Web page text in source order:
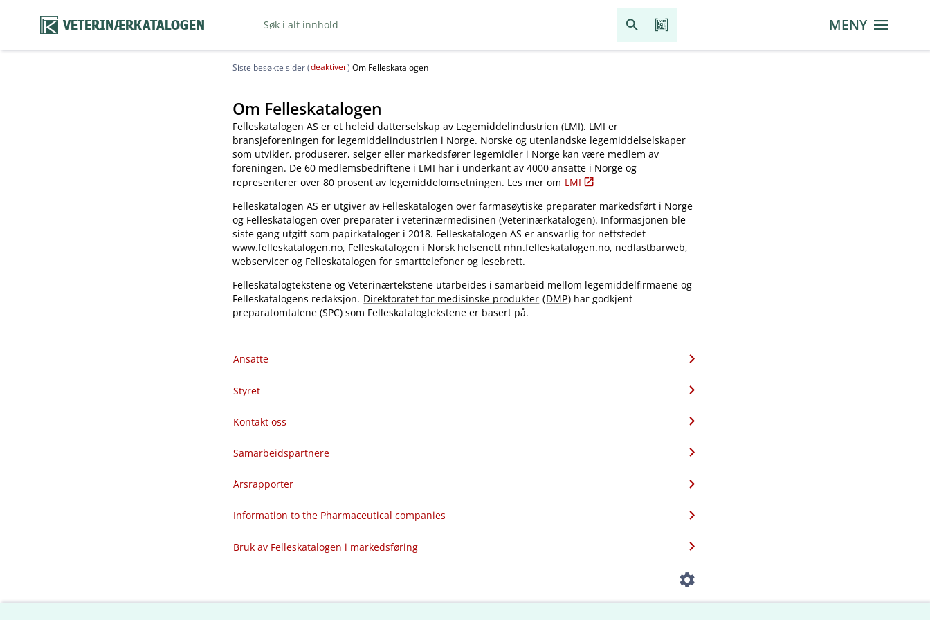
VETERINÆRKATALOGEN MENY
Siste besøkte sider (deaktiver) Om Felleskatalogen
Om Felleskatalogen
Felleskatalogen AS er et heleid datterselskap av Legemiddelindustrien (LMI). LMI er
bransjeforeningen for legemiddelindustrien i Norge. Norske og utenlandske legemiddelselskaper
som utvikler, produserer, selger eller markedsfører legemidler i Norge kan være medlem av
foreningen. De 60 medlemsbedriftene i LMI har i underkant av 4000 ansatte i Norge og
representerer over 80 prosent av legemiddelomsetningen. Les mer om LMI
Felleskatalogen AS er utgiver av Felleskatalogen over farmasøytiske preparater markedsført i Norge
og Felleskatalogen over preparater i veterinærmedisinen (Veterinærkatalogen). Informasjonen ble
siste gang utgitt som papirkataloger i 2018. Felleskatalogen AS er ansvarlig for nettstedet
www.felleskatalogen.no, Felleskatalogen i Norsk helsenett nhn.felleskatalogen.no, nedlastbarweb,
webservicer og Felleskatalogen for smarttelefoner og lesebrett.
Felleskatalogtekstene og Veterinærtekstene utarbeides i samarbeid mellom legemiddelfirmaene og
Felleskatalogens redaksjon. Direktoratet for medisinske produkter (DMP) har godkjent
preparatomtalene (SPC) som Felleskatalogtekstene er basert på.
Ansatte
Styret
Kontakt oss
Samarbeidspartnere
Årsrapporter
Information to the Pharmaceutical companies
Bruk av Felleskatalogen i markedsføring